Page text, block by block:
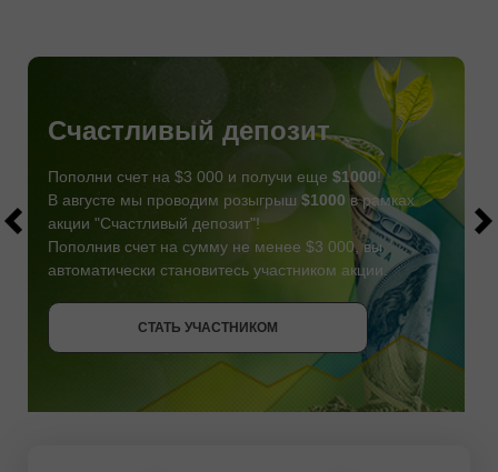
СТАТЬ УЧАСТНИКОМ
Счастливый депозит
Пополни счет на $3 000 и получи еще $1000!
В августе мы проводим розыгрыш $1000 в рамках
акции "Счастливый депозит"!
Пополнив счет на сумму не менее $3 000, вы
автоматически становитесь участником акции.
СТАТЬ УЧАСТНИКОМ
ПОЛУЧИТЬ БОНУС